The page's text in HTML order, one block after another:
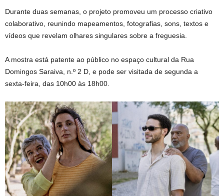
Durante duas semanas, o projeto promoveu um processo criativo
colaborativo, reunindo mapeamentos, fotografias, sons, textos e
vídeos que revelam olhares singulares sobre a freguesia.
A mostra está patente ao público no espaço cultural da Rua
Domingos Saraiva, n.º 2 D, e pode ser visitada de segunda a
sexta-feira, das 10h00 às 18h00.